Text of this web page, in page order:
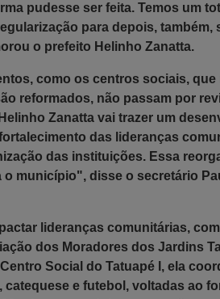
pudesse ser feita. Temos um
para depois, também,
o prefeito Helinho Zanatta.
como os centros sociais, que
reformados, não passam por
Zanatta vai trazer um
ecimento das lideranças
das instituições. Essa
o município", disse o secretário
lideranças comunitárias,
dos Moradores dos Jardins
Social do Tatuapé I, ela
e futebol, voltadas ao